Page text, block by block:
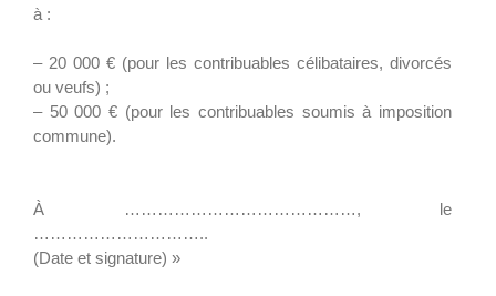
à :
– 20 000 € (pour les contribuables célibataires, divorcés
ou veufs) ;
– 50 000 € (pour les contribuables soumis à imposition
commune).
À ……………………………………, le
…………………………..
(Date et signature) »